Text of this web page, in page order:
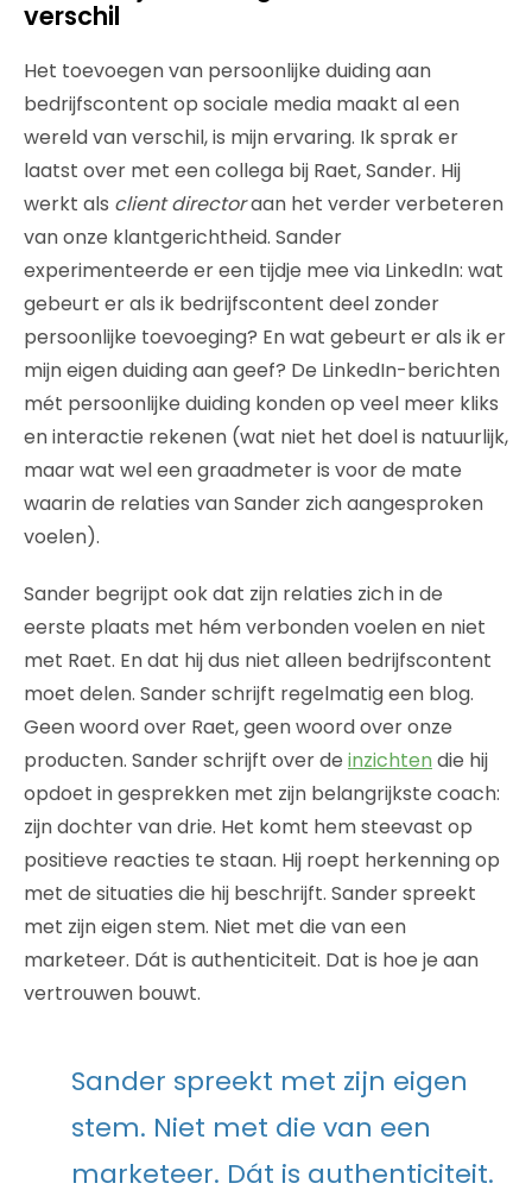
verschil
Het toevoegen van persoonlijke duiding aan
bedrijfscontent op sociale media maakt al een
wereld van verschil, is mijn ervaring. Ik sprak er
laatst over met een collega bij Raet, Sander. Hij
werkt als client directoraan het verder verbeteren
van onze klantgerichtheid. Sander
experimenteerde er een tijdje mee via LinkedIn: wat
gebeurt er als ik bedrijfscontent deel zonder
persoonlijke toevoeging? En wat gebeurt er als ik er
mijn eigen duiding aan geef? De LinkedIn-berichten
mét persoonlijke duiding konden op veel meer kliks
en interactie rekenen (wat niet het doel is natuurlijk,
maar wat wel een graadmeter is voor de mate
waarin de relaties van Sander zich aangesproken
voelen).
Sander begrijpt ook dat zijn relaties zich in de
eerste plaats met hém verbonden voelen en niet
met Raet. En dat hij dus niet alleen bedrijfscontent
moet delen. Sander schrijft regelmatig een blog.
Geen woord over Raet, geen woord over onze
producten. Sander schrijft over de inzichten die hij
opdoet in gesprekken met zijn belangrijkste coach:
zijn dochter van drie. Het komt hem steevast op
positieve reacties te staan. Hij roept herkenning op
met de situaties die hij beschrijft. Sander spreekt
met zijn eigen stem. Niet met die van een
marketeer. Dát is authenticiteit. Dat is hoe je aan
vertrouwen bouwt.
Sander spreekt met zijn eigen
stem. Niet met die van een
marketeer. Dát is authenticiteit.